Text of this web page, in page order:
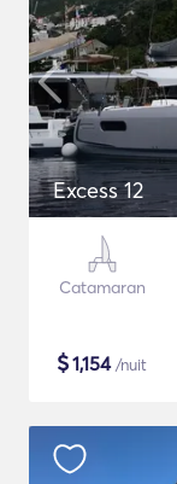
Excess 12
Catamaran
$1,154/nuit